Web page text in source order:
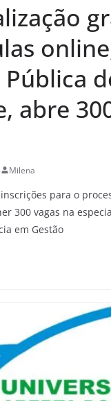
Pública
abre
Milena
para o
300 vagas na
em Gestão